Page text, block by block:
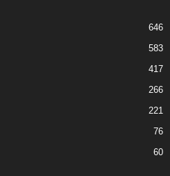
646
583
417
266
221
76
60